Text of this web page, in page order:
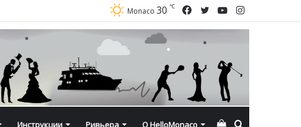
Instagram
YouTube
Twitter
Facebook
Monaco 30 ℃
Инструкции Ривьера О HelloMonaco Смотреть